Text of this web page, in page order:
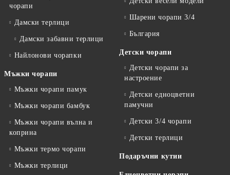
чорапи
Дамски терлици
Дамски забавни терлици
Найлонови чорапки
Мъжки чорапи
Мъжки чорапи памук
Мъжки чорапи бамбук
Мъжки чорапи вълна и
коприна
Мъжки термо чорапи
Мъжки терлици
Шарени чорапи 3/4
България
Детски чорапи
Детски чорапи за
настроение
Детски едноцветни
памучни
Детски 3/4 чорапи
Детски терлици
Подаръчни кутии